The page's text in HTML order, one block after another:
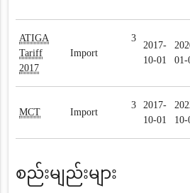
ATIGA
Tariff
2017
Import
3
2017-
10-01
01-
MCT Import
3
2017-
10-01
10-
စည်းမျည်းများ